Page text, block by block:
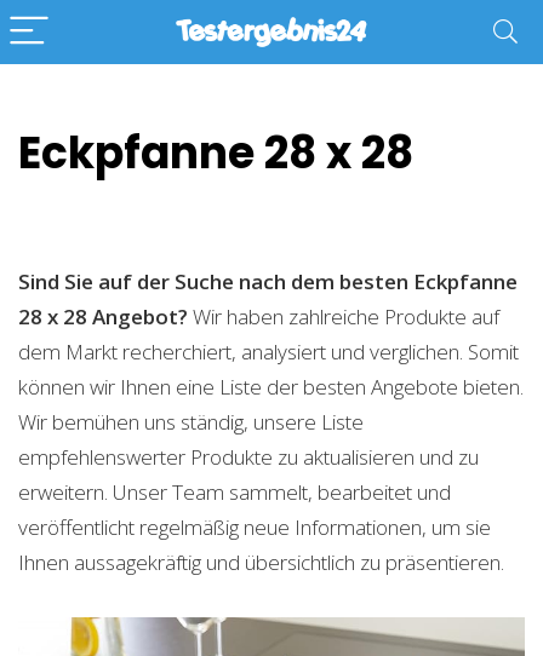
Eckpfanne 28 x 28
Sind Sie auf der Suche nach dem besten Eckpfanne
28 x 28 Angebot? Wir haben zahlreiche Produkte auf
dem Markt recherchiert, analysiert und verglichen. Somit
können wir Ihnen eine Liste der besten Angebote bieten.
Wir bemühen uns ständig, unsere Liste
empfehlenswerter Produkte zu aktualisieren und zu
erweitern. Unser Team sammelt, bearbeitet und
veröffentlicht regelmäßig neue Informationen, um sie
Ihnen aussagekräftig und übersichtlich zu präsentieren.